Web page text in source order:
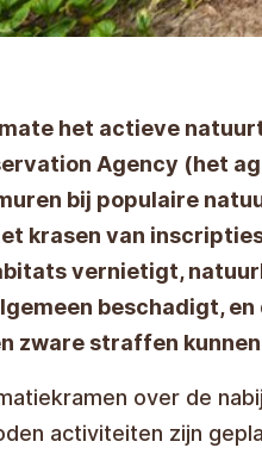
het actieve
Agency (het
bij populaire
krasen van
vernietigt,
beschadigt,
zware straffen
over de
activiteiten zijn